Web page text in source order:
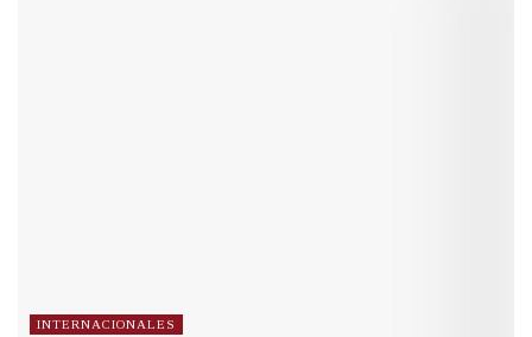
INTERNACIONALES